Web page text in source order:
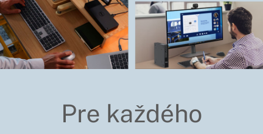
Pre každého